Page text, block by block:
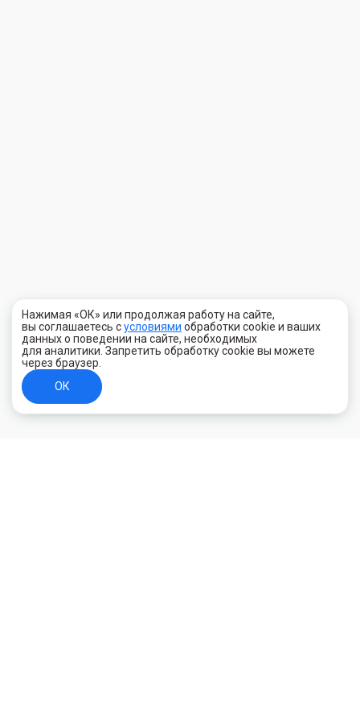
Нажимая «ОК» или продолжая работу на сайте,
вы соглашаетесь сусловиями обработки cookie и ваших
данных о поведении на сайте, необходимых
для аналитики. Запретить обработку cookie вы можете
через браузер.
ОК